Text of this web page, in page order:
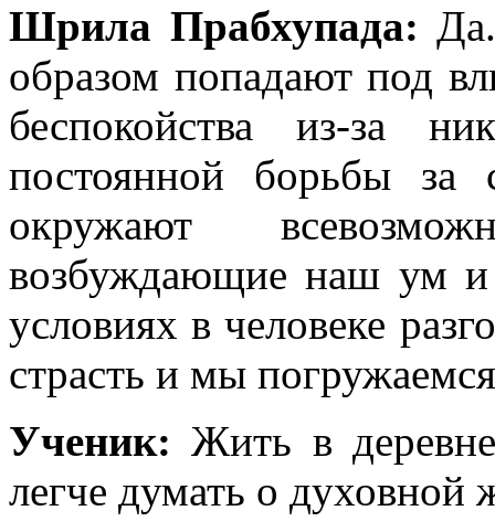
Шрила Прабхупада:
образом попадают под
беспокойства из-за
постоянной борьбы за
окружают
возбуждающие наш ум и
условиях в человеке
страсть и мы
Ученик: Жить в
легче думать о духовной